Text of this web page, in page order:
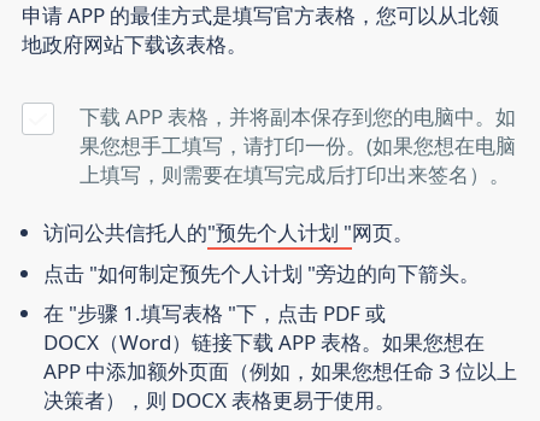
申请 APP 的最佳方式是填写官方表格，您可以从北领
地政府网站下载该表格。
下载 APP 表格，并将副本保存到您的电脑中。如
果您想手工填写，请打印一份。(如果您想在电脑
上填写，则需要在填写完成后打印出来签名）。
访问公共信托人的"预先个人计划 "网页。
点击 "如何制定预先个人计划 "旁边的向下箭头。
在 "步骤 1.填写表格 "下，点击 PDF 或
DOCX（Word）链接下载 APP 表格。如果您想在
APP 中添加额外页面（例如，如果您想任命 3 位以上
决策者），则 DOCX 表格更易于使用。